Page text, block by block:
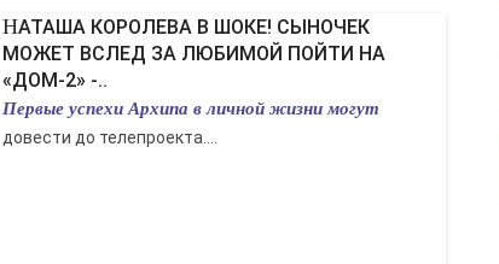
НАТАША КОРОЛЕВА В ШОКЕ! СЫНОЧЕК
МОЖЕТ ВСЛЕД ЗА ЛЮБИМОЙ ПОЙТИ НА
«ДОМ-2» -..
Первые успехи Архипа в личной жизни могут
довести до телепроекта....